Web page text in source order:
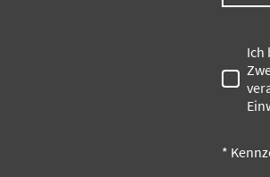
Ich
*